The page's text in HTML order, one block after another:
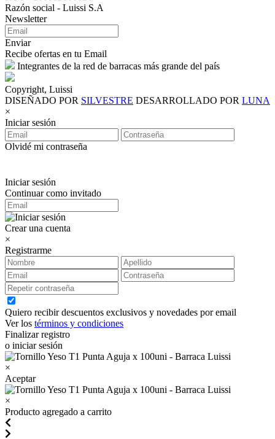
Razón social - Luissi S.A
Newsletter
Enviar
Recibe ofertas en tu Email
Integrantes de la red de barracas más grande del país
Copyright, Luissi
DISEÑADO POR SILVESTRE DESARROLLADO POR LUNA
×
Iniciar sesión
Olvidé mi contraseña
Iniciar sesión
Continuar como invitado
Crear una cuenta
×
Registrarme
Quiero recibir descuentos exclusivos y novedades por email
Ver los términos y condiciones
Finalizar registro
o iniciar sesión
×
Aceptar
×
Producto agregado a carrito